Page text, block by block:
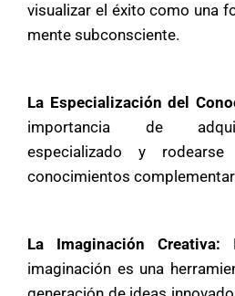
visualizar el éxito como una
mente subconsciente.
La Especialización del
importancia de
especializado y
conocimientos
La Imaginación Creativa:
imaginación es una